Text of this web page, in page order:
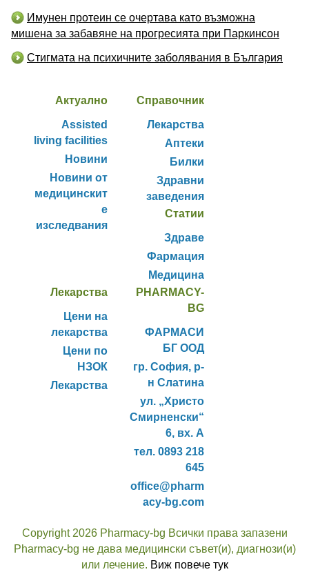
Имунен протеин се очертава като възможна
мишена за забавяне на прогресията при Паркинсон
Стигмата на психичните заболявания в България
Актуално
Assisted
living facilities
Новини
Новини от
медицинскит
е
изследвания
Справочник
Лекарства
Аптеки
Билки
Здравни
заведения
Статии
Здраве
Фармация
Медицина
Лекарства
Цени на
лекарства
Цени по
НЗОК
Лекарства
PHARMACY-
BG
ФАРМАСИ
БГ ООД
гр. София, р-
н Слатина
ул. „Христо
Смирненски“
6, вх. А
тел. 0893 218
645
office@pharm
acy-bg.com
Copyright 2026 Pharmacy-bg Всички права запазени
Pharmacy-bg не дава медицински съвет(и), диагнози(и)
или лечение. Виж повече тук